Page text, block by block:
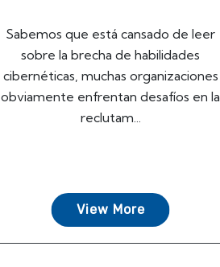
Sabemos que está cansado de leer
sobre la brecha de habilidades
cibernéticas, muchas organizaciones
obviamente enfrentan desafíos en la
reclutam...
View More